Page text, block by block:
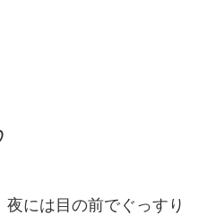
には目の前でぐっすり